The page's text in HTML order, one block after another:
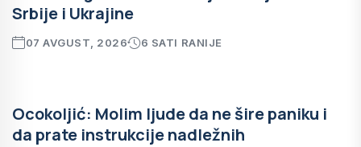
Srbije i Ukrajine
07 AVGUST, 2026 6 SATI RANIJE
Ocokoljić: Molim ljude da ne šire paniku i
da prate instrukcije nadležnih